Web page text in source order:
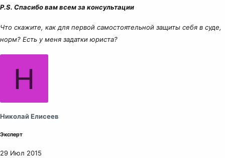
P.S. Спасибо вам всем за консультации
Что скажите, как для первой самостоятельной защиты себя в суде,
норм? Есть у меня задатки юриста?
Н
Николай Елисеев
Эксперт
29 Июл 2015